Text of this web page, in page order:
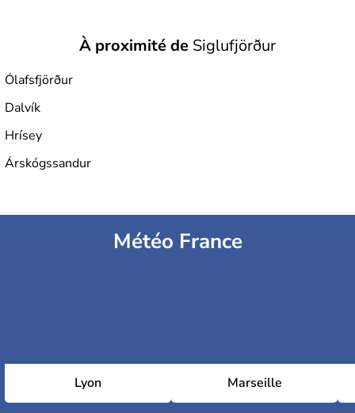
À proximité de Siglufjörður
Ólafsfjörður
Dalvík
Hrísey
Árskógssandur
Météo France
Lyon Marseille